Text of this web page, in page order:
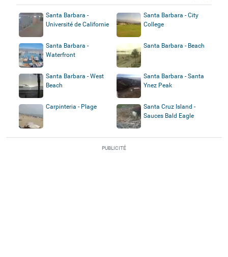
Santa Barbara -
Université de Californie
Santa Barbara - City
College
Santa Barbara -
Waterfront
Santa Barbara - Beach
Santa Barbara - West
Beach
Santa Barbara - Santa
Ynez Peak
Carpinteria - Plage
Santa Cruz Island -
Sauces Bald Eagle
PUBLICITÉ